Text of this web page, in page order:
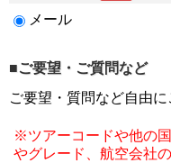
メール
■ご要望・ご質問など
ご要望・質問など自由
※ツアーコードや他の
やグレード、航空会社